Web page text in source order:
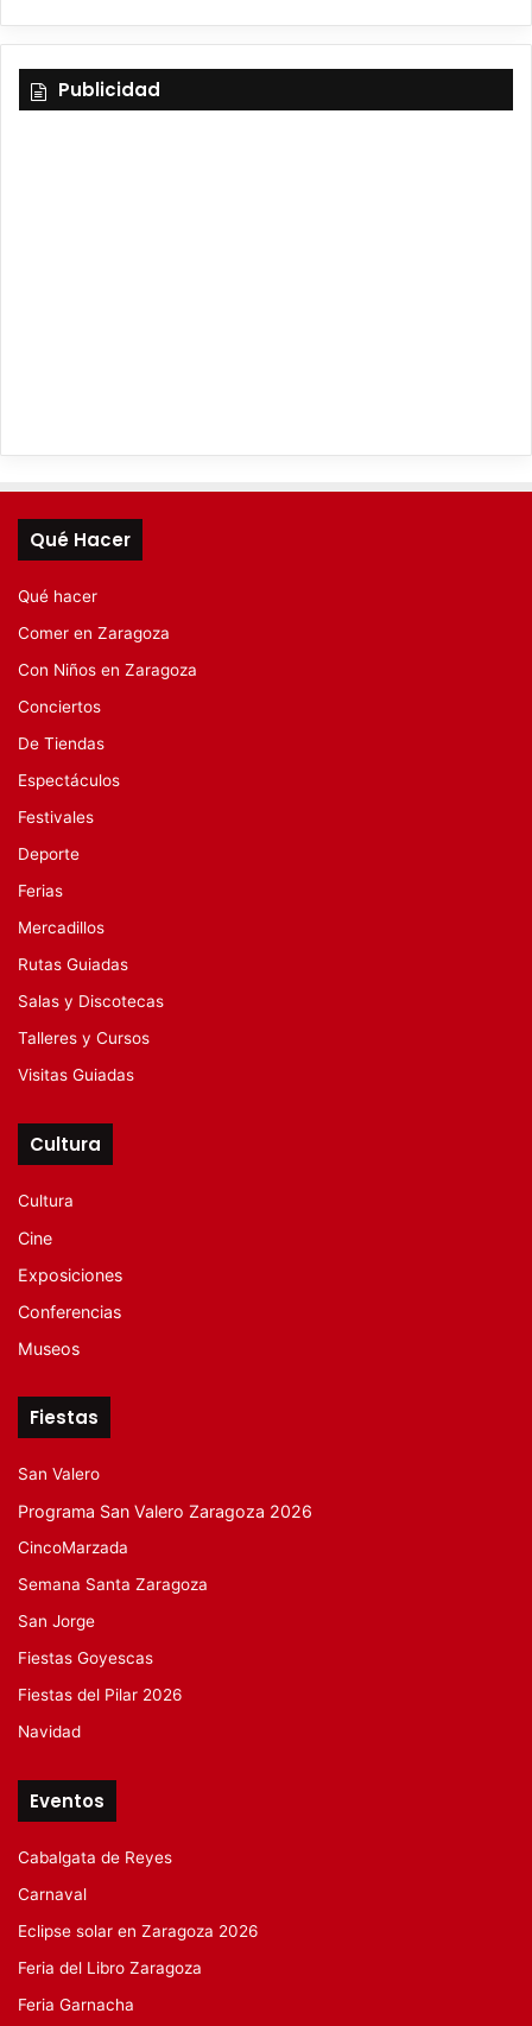
Publicidad
Qué Hacer
Qué hacer
Comer en Zaragoza
Con Niños en Zaragoza
Conciertos
De Tiendas
Espectáculos
Festivales
Deporte
Ferias
Mercadillos
Rutas Guiadas
Salas y Discotecas
Talleres y Cursos
Visitas Guiadas
Cultura
Cultura
Cine
Exposiciones
Conferencias
Museos
Fiestas
San Valero
Programa San Valero Zaragoza 2026
CincoMarzada
Semana Santa Zaragoza
San Jorge
Fiestas Goyescas
Fiestas del Pilar 2026
Navidad
Eventos
Cabalgata de Reyes
Carnaval
Eclipse solar en Zaragoza 2026
Feria del Libro Zaragoza
Feria Garnacha